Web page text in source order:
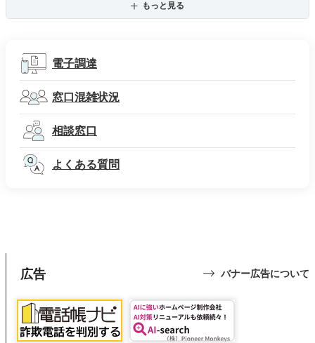
もっと見る
電子調達
窓口混雑状況
相談窓口
よくある質問
広告 バナー広告について